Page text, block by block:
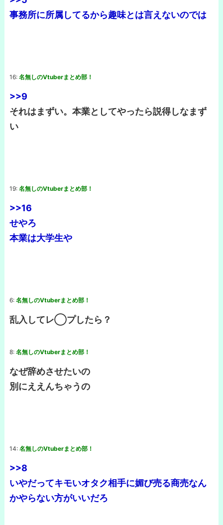
事務所に所属してるから趣味とは言えないのでは
16: 名無しのVtuberまとめ部！
>>9
それはまずい。本業としてやったら説得しなまず
い
19: 名無しのVtuberまとめ部！
>>16
せやろ
本業は大学生や
6: 名無しのVtuberまとめ部！
乱入してレ◯プしたら？
8: 名無しのVtuberまとめ部！
なぜ辞めさせたいの
別にええんちゃうの
14: 名無しのVtuberまとめ部！
>>8
いやだってキモいオタク相手に媚び売る商売なん
かやらない方がいいだろ